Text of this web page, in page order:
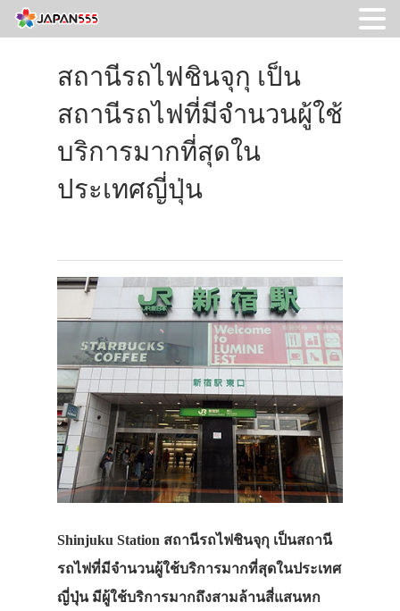
สถานีรถไฟชินจุกุ เป็น
สถานีรถไฟที่มีจำนวนผู้ใช้
บริการมากที่สุดใน
ประเทศญี่ปุ่น
Shinjuku Station สถานีรถไฟชินจุกุ เป็นสถานี
รถไฟที่มีจำนวนผู้ใช้บริการมากที่สุดในประเทศ
ญี่ปุ่น มีผู้ใช้บริการมากถึงสามล้านสี่แสนหก